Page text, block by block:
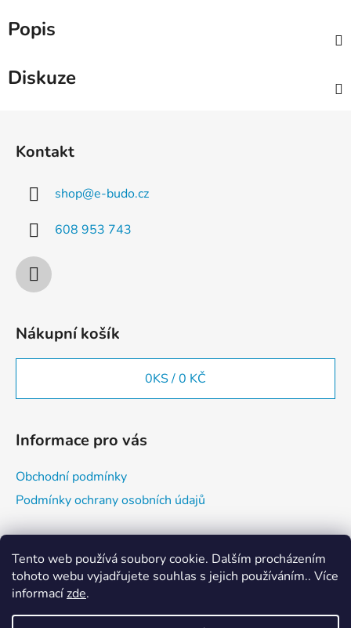
Tento web používá soubory cookie. Dalším procházením
tohoto webu vyjadřujete souhlas s jejich používáním.. Více
informacízde.
Popis
Diskuze
Kontakt
shop@e-budo.cz
608 953 743
Nákupní košík
0KS /0 KČ
Informace pro vás
Obchodní podmínky
Podmínky ochrany osobních údajů
Vyhledávání